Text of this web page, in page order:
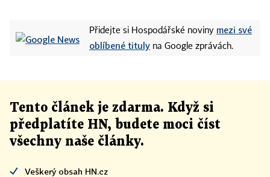
Přidejte si Hospodářské noviny mezi své
oblíbené tituly na Google zprávách.
Tento článek je zdarma. Když si
předplatíte HN, budete moci číst
všechny naše články.
Veškerý obsah HN.cz